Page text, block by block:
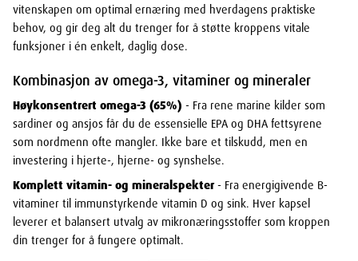
vitenskapen om optimal ernæring med hverdagens praktiske
behov, og gir deg alt du trenger for å støtte kroppens vitale
funksjoner i én enkelt, daglig dose.
Kombinasjon av omega-3, vitaminer og mineraler
Høykonsentrert omega-3 (65%) - Fra rene marine kilder som
sardiner og ansjos får du de essensielle EPA og DHA fettsyrene
som nordmenn ofte mangler. Ikke bare et tilskudd, men en
investering i hjerte-, hjerne- og synshelse.
Komplett vitamin- og mineralspekter- Fra energigivende B-
vitaminer til immunstyrkende vitamin D og sink. Hver kapsel
leverer et balansert utvalg av mikronæringsstoffer som kroppen
din trenger for å fungere optimalt.